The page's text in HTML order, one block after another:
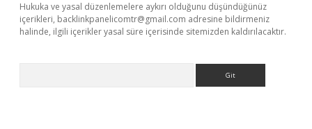
Hukuka ve yasal düzenlemelere aykırı olduğunu düşündüğünüz
içerikleri, backlinkpanelicomtr@gmail.com adresine bildirmeniz
halinde, ilgili içerikler yasal süre içerisinde sitemizden kaldırılacaktır.